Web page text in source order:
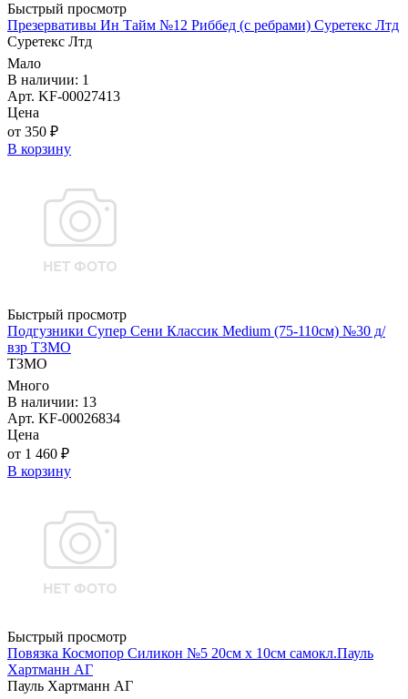
Быстрый просмотр
Презервативы Ин Тайм №12 Риббед (с ребрами) Суретекс Лтд
Суретекс Лтд
Мало
В наличии: 1
Арт. KF-00027413
Цена
от 350 ₽
В корзину
Быстрый просмотр
Подгузники Супер Сени Классик Medium (75-110см) №30 д/
взр ТЗМО
ТЗМО
Много
В наличии: 13
Арт. KF-00026834
Цена
от 1 460 ₽
В корзину
Быстрый просмотр
Повязка Космопор Силикон №5 20см х 10см самокл.Пауль
Хартманн AГ
Пауль Хартманн AГ